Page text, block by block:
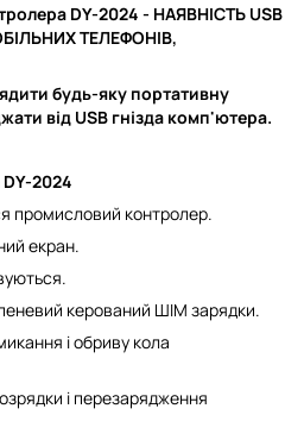
DY-2024 - НАЯВНІСТЬ USB
ТЕЛЕФОНІВ,
будь-яку портативну
від USB гнізда комп'ютера.
2024
промисловий контролер.
екран.
керований ШІМ зарядки.
і обриву кола
і перезарядження